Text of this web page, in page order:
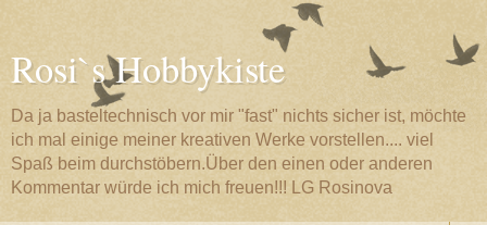
Rosi`s Hobbykiste
Da ja basteltechnisch vor mir "fast" nichts sicher ist, möchte
ich mal einige meiner kreativen Werke vorstellen.... viel
Spaß beim durchstöbern.Über den einen oder anderen
Kommentar würde ich mich freuen!!! LG Rosinova